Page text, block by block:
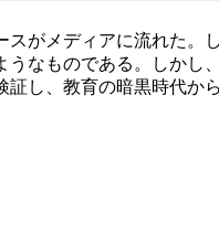
スがメディアに流れた
なものである。しか
し、教育の暗黒時代か